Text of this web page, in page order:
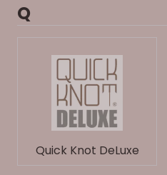
Q
Quick Knot DeLuxe